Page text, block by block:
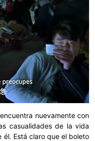
nuevamente con
casualidades de la vida
él. Está claro que el boleto